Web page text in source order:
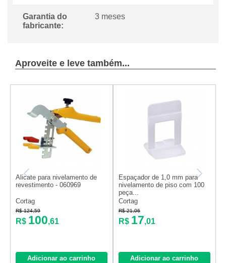
Garantia do
fabricante:
3 meses
Aproveite e leve também...
Alicate para nivelamento de
revestimento - 060969
Cortag
R$ 124,59
R$ 100,61
Adicionar ao carrinho
Espaçador de 1,0 mm para
nivelamento de piso com 100
peça...
Cortag
R$ 21,06
R$ 17,01
Adicionar ao carrinho